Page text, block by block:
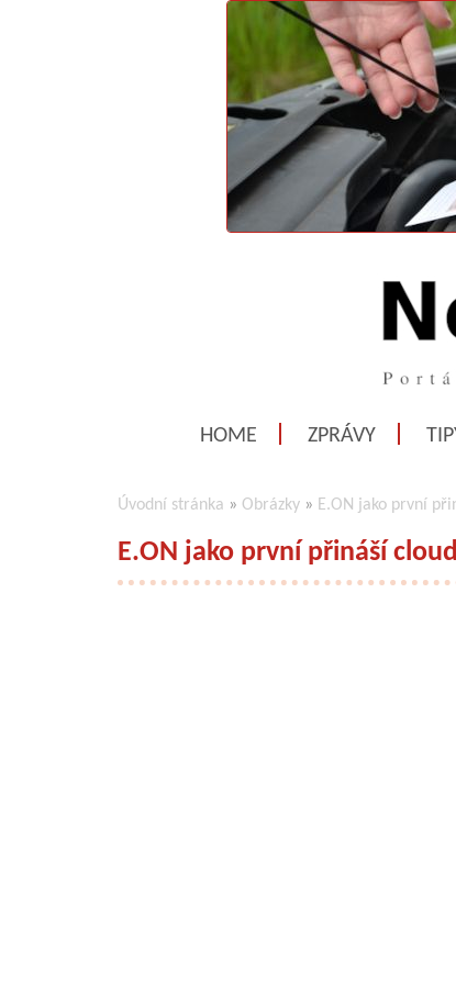
HOME ZPRÁVY
Úvodní stránka » Obrázky » E.ON jako první
E.ON jako první přináší